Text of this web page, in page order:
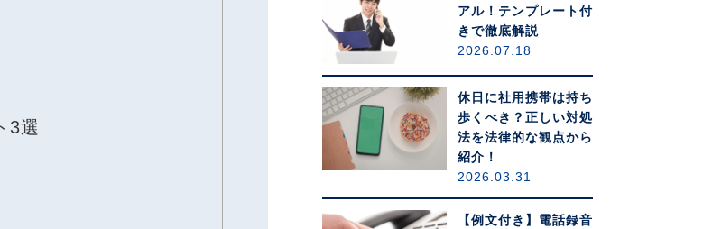
3選
アル！テンプレート付
きで徹底解説
2026.07.18
休日に社用携帯は持ち
歩くべき？正しい対処
法を法律的な観点から
紹介！
2026.03.31
【例文付き】電話録音